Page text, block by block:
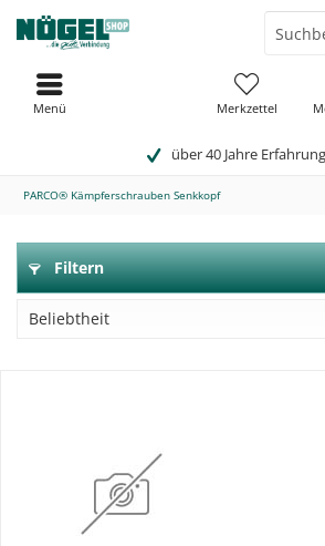
über 40 Jahre Erfahrung
Merkzettel
Menü
PARCO® Kämpferschrauben Senkkopf
Filtern